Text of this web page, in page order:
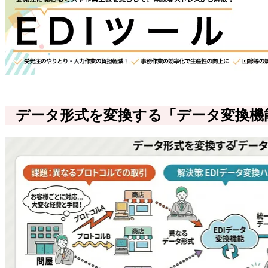
データ形式を変換する「データ変換機